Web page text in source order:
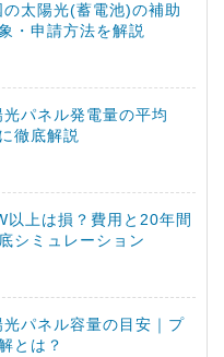
の太陽光(蓄電池)の補助
・申請方法を解説
光パネル発電量の平均
徹底解説
以上は損？費用と20年間
シミュレーション
光パネル容量の目安｜プ
とは？